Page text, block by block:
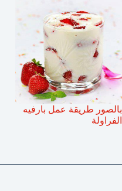
بالصور طريقة عمل بارفيه
الفراولة